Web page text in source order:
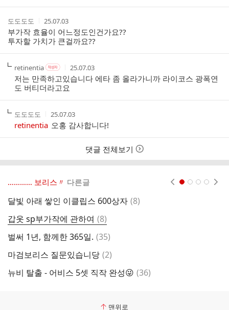
여
작
성
자
도도도도
작
성
시
간
25.07.03
부가작 효율이 어느정도인건가요??
투자할 가치가 큰걸까요??
작
성
자
retinentia작
성
자
본
인
부
작
성
자
작
성
시
25.07.03
저는 만족하고있습니다 에타 좀 올라가니까 라이코스 광폭연
도 버티더라고요
작
성
자
도도도도
작
성
시
간
25.07.03
retinentia 오홍 감사합니다!
댓글 전체보기
………… 보리스〃 다른글
달빛 아래 쌓인 이클립스 600상자 댓
(8)
갑옷 sp부가작에 관하여 댓
글
(8)
벌써 1년, 함께한 365일. 댓
(35)
마검보리스 질문있습니당 댓
(2)
뉴비 탈출 - 어비스 5셋 직작 완성😜 댓
(36)
맨위로